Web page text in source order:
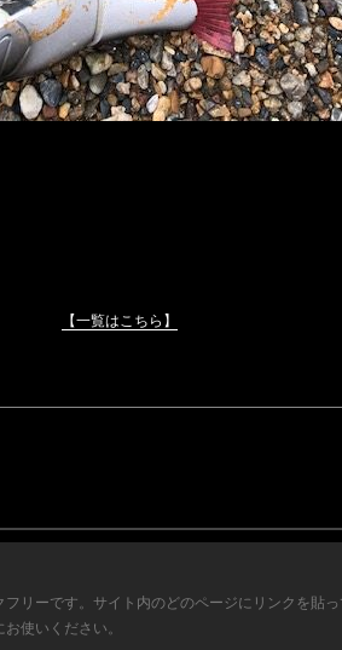
【一覧はこちら】
フリーです。サイト内のどのページにリンクを貼っ
使いください。